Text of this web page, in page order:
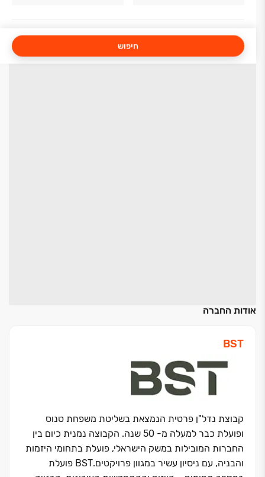
חיפוש
אודות החברה
BST
קבוצת נדל"ן פרטית הנמצאת בשליטת משפחת טנוס
ופועלת כבר למעלה מ- 50 שנה. הקבוצה נמנית כיום בין
החברות המובילות במשק הישראלי, פועלת בתחומי היזמות
והבניה, עם ניסיון עשיר במגוון פרויקטים.BST פועלת